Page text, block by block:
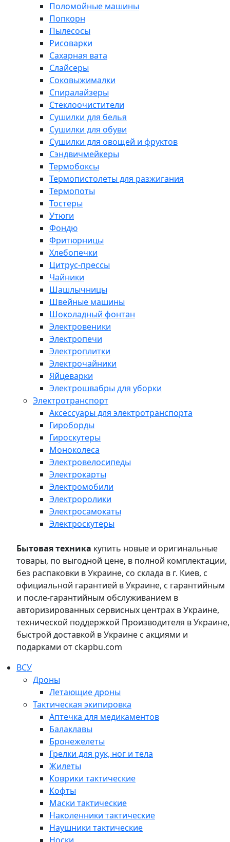
Поломойные машины
Попкорн
Пылесосы
Рисоварки
Сахарная вата
Слайсеры
Соковыжималки
Спиралайзеры
Стеклоочистители
Сушилки для белья
Сушилки для обуви
Сушилки для овощей и фруктов
Сэндвичмейкеры
Термобоксы
Термопистолеты для разжигания
Термопоты
Тостеры
Утюги
Фондю
Фритюрницы
Хлебопечки
Цитрус-прессы
Чайники
Шашлычницы
Швейные машины
Шоколадный фонтан
Электровеники
Электропечи
Электроплитки
Электрочайники
Яйцеварки
Электрошвабры для уборки
Электротранспорт
Аксессуары для электротранспорта
Гироборды
Гироскутеры
Моноколеса
Электровелосипеды
Электрокарты
Электромобили
Электроролики
Электросамокаты
Электроскутеры
Бытовая техника купить новые и оригинальные
товары, по выгодной цене, в полной комплектации,
без распаковки в Украине, со склада в г. Киев, с
официальной гарантией в Украине, с гарантийным
и после-гарантийным обслуживанием в
авторизированных сервисных центрах в Украине,
технической поддержкой Производителя в Украине,
быстрой доставкой в Украине с акциями и
подарками от ckapbu.com
ВСУ
Дроны
Летающие дроны
Тактическая экипировка
Аптечка для медикаментов
Балаклавы
Бронежелеты
Грелки для рук, ног и тела
Жилеты
Коврики тактические
Кофты
Маски тактические
Наколенники тактические
Наушники тактические